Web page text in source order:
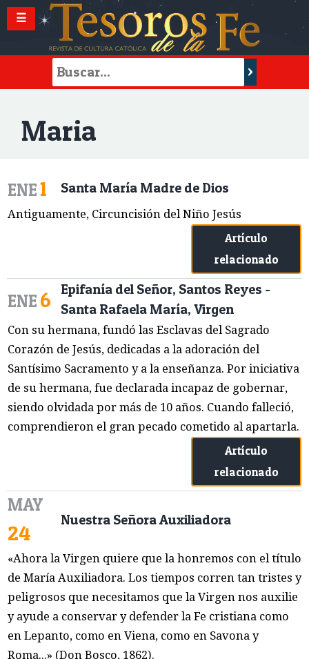
☰
Maria
ENE1 Santa María Madre de Dios
Antiguamente, Circuncisión del Niño Jesús
Artículo
relacionado
ENE 6
Epifanía del Señor, Santos Reyes -
Santa Rafaela María, Virgen
Con su hermana, fundó las Esclavas del Sagrado
Corazón de Jesús, dedicadas a la adoración del
Santísimo Sacramento y a la enseñanza. Por iniciativa
de su hermana, fue declarada incapaz de gobernar,
siendo olvidada por más de 10 años. Cuando falleció,
comprendieron el gran pecado cometido al apartarla.
Artículo
relacionado
MAY
24
Nuestra Señora Auxiliadora
«Ahora la Virgen quiere que la honremos con el título
de María Auxiliadora. Los tiempos corren tan tristes y
peligrosos que necesitamos que la Virgen nos auxilie
y ayude a conservar y defender la Fe cristiana como
en Lepanto, como en Viena, como en Savona y
Roma...» (Don Bosco, 1862).